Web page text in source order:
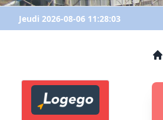
Jeudi 2026-08-06 11:28:03